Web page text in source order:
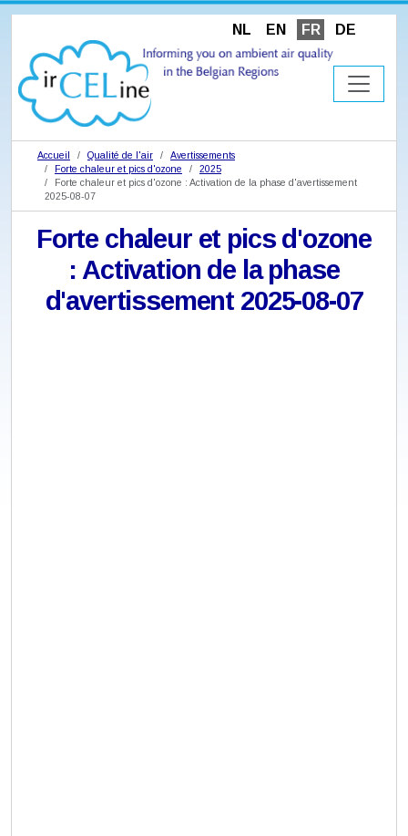
NL EN FR DE
Accueil Qualité de l'air
Avertissements
Forte chaleur et pics d'ozone
2025
Forte chaleur et pics d'ozone : Activation de la phase d'avertissement
2025-08-07
Forte chaleur et pics d'ozone
: Activation de la phase
d'avertissement 2025-08-07